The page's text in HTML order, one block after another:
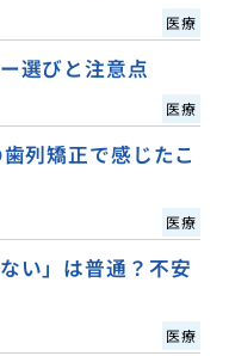
医療
選びと注意点
医療
列矯正で感じたこ
医療
い」は普通？不安
医療